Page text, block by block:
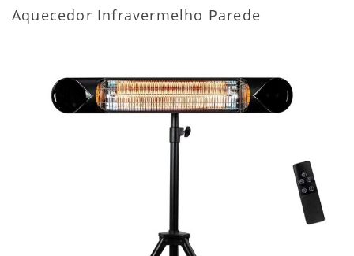
Aquecedor Infravermelho Parede